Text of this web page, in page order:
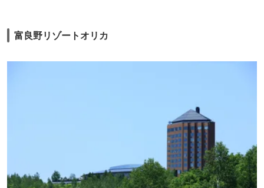
富良野リゾートオリカ